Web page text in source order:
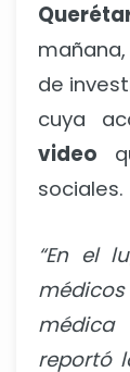
de
cuya
video
sociales.
“En el
reportó